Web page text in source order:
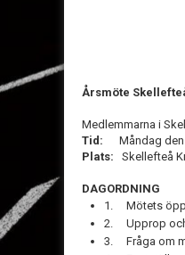
Årsmöte
Medlemmarna i
Tid: Måndag den
Plats: Skellefteå
DAGORDNING
1. Mötets
2. Upprop
3. Fråga om